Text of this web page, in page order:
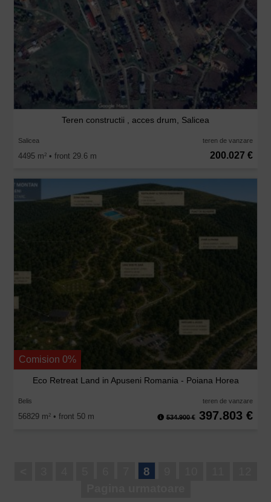
Teren constructii , acces drum, Salicea
Salicea teren de vanzare
4495 m2 • front 29.6 m 200.027 €
Comision 0%
Eco Retreat Land in Apuseni Romania - Poiana Horea
Belis teren de vanzare
56829 m2 • front 50 m 534.900 € 397.803 €
8